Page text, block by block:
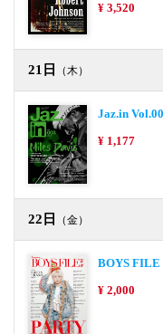
¥ 3,520
21日 （木）
Jaz.in
¥ 1,177
22日 （金）
BOYS FILE
¥ 2,000